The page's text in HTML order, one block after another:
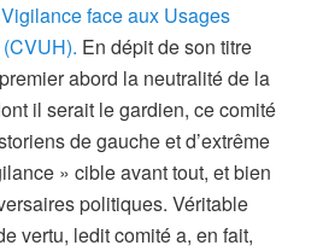
face aux Usages
En dépit de son titre
abord la neutralité de la
il serait le gardien, ce comité
de gauche et d’extrême
» cible avant tout, et bien
politiques. Véritable
vertu, ledit comité a, en fait,